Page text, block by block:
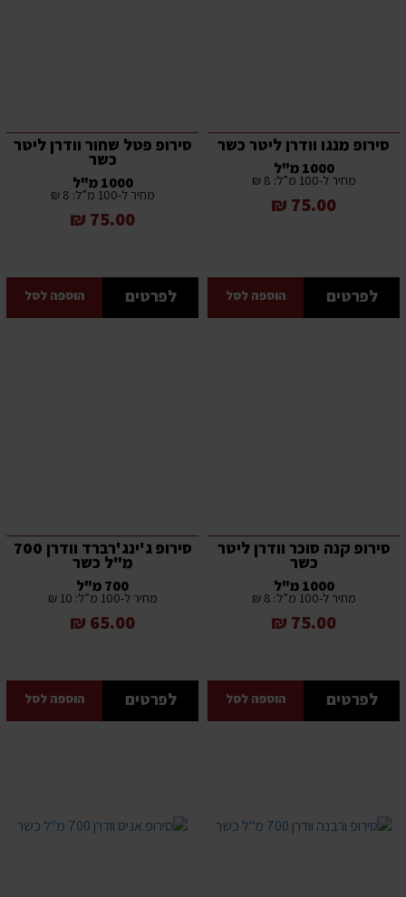
סירופ מנגו וודרן ליטר כשר
1000 מ"ל
מחיר ל-100 מ”ל: 8 ₪
75.00 ₪
לפרטים הוספה לסל
סירופ פטל שחור וודרן ליטר
כשר
1000 מ"ל
מחיר ל-100 מ”ל: 8 ₪
75.00 ₪
לפרטים הוספה לסל
סירופ קנה סוכר וודרן ליטר
כשר
1000 מ"ל
מחיר ל-100 מ”ל: 8 ₪
75.00 ₪
לפרטים הוספה לסל
סירופ ג'ינג'רברד וודרן 700
מ"ל כשר
700 מ"ל
מחיר ל-100 מ”ל: 10 ₪
65.00 ₪
לפרטים הוספה לסל